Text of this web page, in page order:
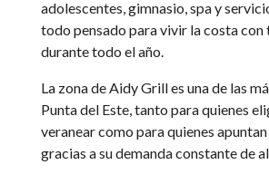
adolescentes, gimnasio, spa y
todo pensado para vivir la costa
durante todo el año.
La zona de Aidy Grill es una de las
Punta del Este, tanto para quienes
veranear como para quienes
gracias a su demanda constante de